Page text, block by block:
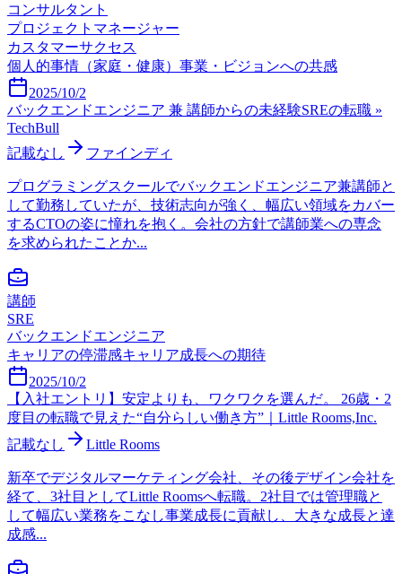
コンサルタント
プロジェクトマネージャー
カスタマーサクセス
個人的事情（家庭・健康） 事業・ビジョンへの共感
2025/10/2
バックエンドエンジニア 兼 講師からの未経験SREの転職 »
TechBull
記載なし
ファインディ
プログラミングスクールでバックエンドエンジニア兼講師と
して勤務していたが、技術志向が強く、幅広い領域をカバー
するCTOの姿に憧れを抱く。会社の方針で講師業への専念
を求められたことか...
講師
SRE
バックエンドエンジニア
キャリアの停滞感キャリア成長への期待
2025/10/2
【入社エントリ】安定よりも、ワクワクを選んだ。 26歳・2
度目の転職で見えた“自分らしい働き方”｜Little Rooms,Inc.
記載なし
Little Rooms
新卒でデジタルマーケティング会社、その後デザイン会社を
経て、3社目としてLittle Roomsへ転職。2社目では管理職と
して幅広い業務をこなし事業成長に貢献し、大きな成長と達
成感...